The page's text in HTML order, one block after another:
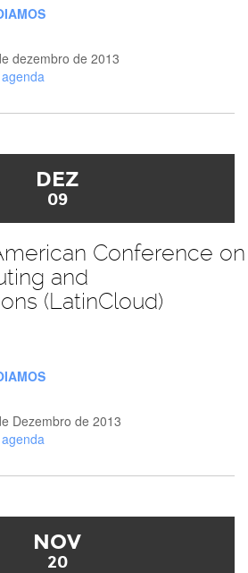
dezembro de 2013
DEZ
09
Conference on
and
(LatinCloud)
Dezembro de 2013
NOV
20